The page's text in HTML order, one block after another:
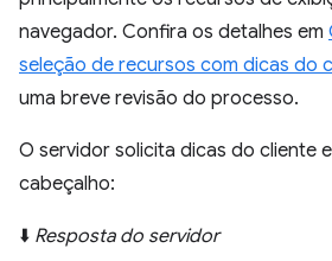
navegador. Confira os detalhes em
seleção de recursos com dicas do
uma breve revisão do processo.
O servidor solicita dicas do cliente
cabeçalho:
⬇️ Resposta do servidor